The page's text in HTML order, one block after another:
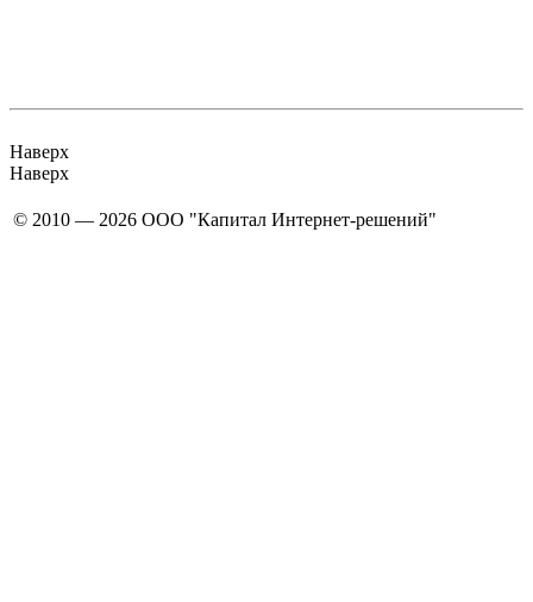
Наверх
Наверх
© 2010 — 2026 ООО "Капитал Интернет-решений"